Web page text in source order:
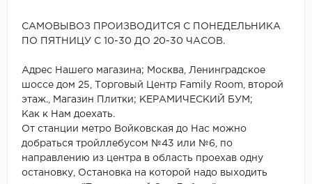
САМОВЫВОЗ ПРОИЗВОДИТСЯ С ПОНЕДЕЛЬНИКА
ПО ПЯТНИЦУ С 10-30 ДО 20-30 ЧАСОВ.
Адрес Нашего магазина; Москва, Ленинградское
шоссе дом 25, Торговый Центр Family Room, второй
этаж., Магазин Плитки; КЕРАМИЧЕСКИЙ БУМ;
Как к Нам доехать.
От станции метро Войковская до Нас можно
добраться тройллебусом №43 или №6, по
направлению из центра в область проехав одну
остановку, Остановка на которой надо выходить